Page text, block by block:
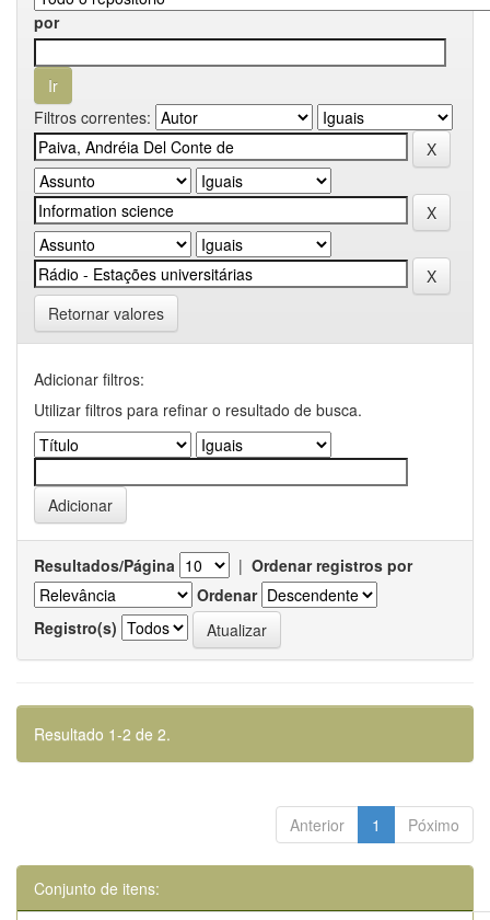
por
Filtros correntes:
Retornar valores
Adicionar filtros:
Utilizar filtros para refinar o resultado de busca.
Resultados/Página | Ordenar registros por
Ordenar
Registro(s)
Resultado 1-2 de 2.
Anterior 1 Póximo
Conjunto de itens: